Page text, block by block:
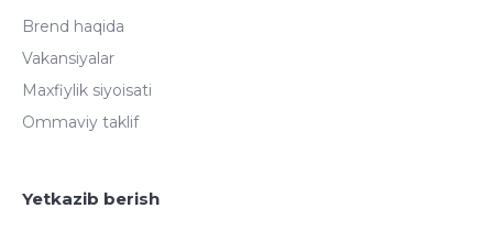
Brend haqida
Vakansiyalar
Maxfiylik siyoisati
Ommaviy taklif
Yetkazib berish